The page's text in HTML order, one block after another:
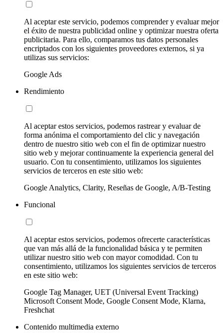
Al aceptar este servicio, podemos comprender y evaluar mejor
el éxito de nuestra publicidad online y optimizar nuestra oferta
publicitaria. Para ello, comparamos tus datos personales
encriptados con los siguientes proveedores externos, si ya
utilizas sus servicios:
Google Ads
Rendimiento
Al aceptar estos servicios, podemos rastrear y evaluar de
forma anónima el comportamiento del clic y navegación
dentro de nuestro sitio web con el fin de optimizar nuestro
sitio web y mejorar continuamente la experiencia general del
usuario. Con tu consentimiento, utilizamos los siguientes
servicios de terceros en este sitio web:
Google Analytics, Clarity, Reseñas de Google, A/B-Testing
Funcional
Al aceptar estos servicios, podemos ofrecerte características
que van más allá de la funcionalidad básica y te permiten
utilizar nuestro sitio web con mayor comodidad. Con tu
consentimiento, utilizamos los siguientes servicios de terceros
en este sitio web:
Google Tag Manager, UET (Universal Event Tracking)
Microsoft Consent Mode, Google Consent Mode, Klarna,
Freshchat
Contenido multimedia externo